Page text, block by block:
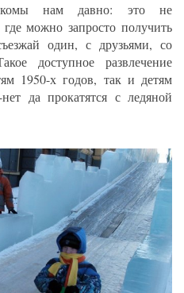
нам давно: это не
можно запросто получить
один, с друзьями, со
доступное развлечение
1950-х годов, так и детям
да прокатятся с ледяной